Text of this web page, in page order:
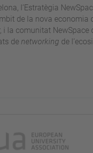
l’Estratègia
de la nova
i la comunitat
de networking de